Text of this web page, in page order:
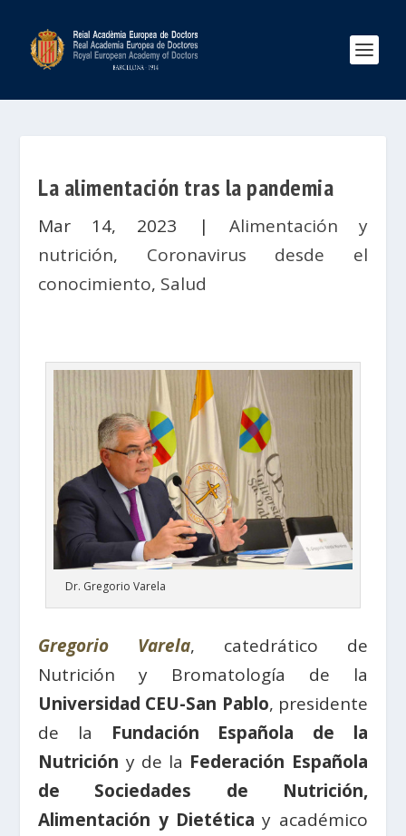
La alimentación tras la pandemia
Mar 14, 2023 | Alimentación y
nutrición, Coronavirus desde el
conocimiento, Salud
Dr. Gregorio Varela
Gregorio Varela, catedrático de
Nutrición y Bromatología de la
Universidad CEU-San Pablo, presidente
de la Fundación Española de la
Nutrición y de la Federación Española
de Sociedades de Nutrición,
Alimentación y Dietética y académico